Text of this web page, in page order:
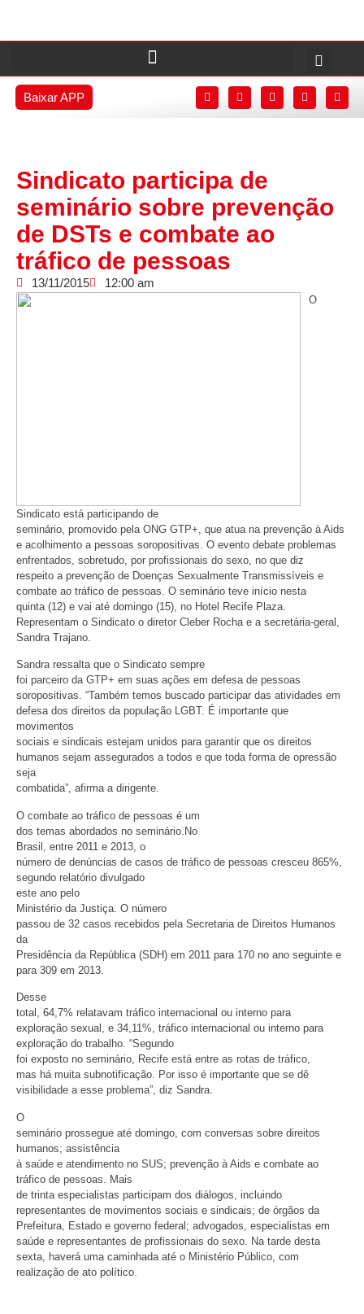
Baixar APP
Sindicato participa de
seminário sobre prevenção
de DSTs e combate ao
tráfico de pessoas
13/11/2015 12:00 am
O
Sindicato está participando de
seminário, promovido pela ONG GTP+, que atua na prevenção à Aids
e acolhimento a pessoas soropositivas. O evento debate problemas
enfrentados, sobretudo, por profissionais do sexo, no que diz
respeito a prevenção de Doenças Sexualmente Transmissíveis e
combate ao tráfico de pessoas. O seminário teve início nesta
quinta (12) e vai até domingo (15), no Hotel Recife Plaza.
Representam o Sindicato o diretor Cleber Rocha e a secretária-geral,
Sandra Trajano.
Sandra ressalta que o Sindicato sempre
foi parceiro da GTP+ em suas ações em defesa de pessoas
soropositivas. “Também temos buscado participar das atividades em
defesa dos direitos da população LGBT. É importante que
movimentos
sociais e sindicais estejam unidos para garantir que os direitos
humanos sejam assegurados a todos e que toda forma de opressão
seja
combatida”, afirma a dirigente.
O combate ao tráfico de pessoas é um
dos temas abordados no seminário.No
Brasil, entre 2011 e 2013, o
número de denúncias de casos de tráfico de pessoas cresceu 865%,
segundo relatório divulgado
este ano pelo
Ministério da Justiça. O número
passou de 32 casos recebidos pela Secretaria de Direitos Humanos
da
Presidência da República (SDH) em 2011 para 170 no ano seguinte e
para 309 em 2013.
Desse
total, 64,7% relatavam tráfico internacional ou interno para
exploração sexual, e 34,11%, tráfico internacional ou interno para
exploração do trabalho. “Segundo
foi exposto no seminário, Recife está entre as rotas de tráfico,
mas há muita subnotificação. Por isso é importante que se dê
visibilidade a esse problema”, diz Sandra.
O
seminário prossegue até domingo, com conversas sobre direitos
humanos; assistência
à saúde e atendimento no SUS; prevenção à Aids e combate ao
tráfico de pessoas. Mais
de trinta especialistas participam dos diálogos, incluindo
representantes de movimentos sociais e sindicais; de órgãos da
Prefeitura, Estado e governo federal; advogados, especialistas em
saúde e representantes de profissionais do sexo. Na tarde desta
sexta, haverá uma caminhada até o Ministério Público, com
realização de ato político.